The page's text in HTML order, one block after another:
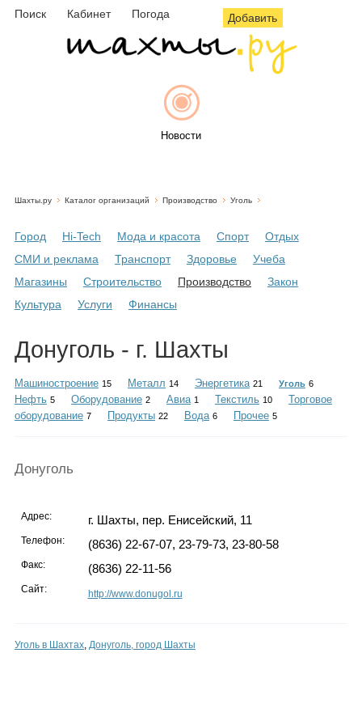
Поиск Кабинет Погода Добавить
Новости
Объявления
Гороскоп
Карты
Шахты.ру Каталог организаций Производство Уголь
Город Hi-Tech Мода и красота Спорт
Отдых
СМИ и реклама
Транспорт Здоровье
Учеба
Магазины
Строительство Производство
Закон
Культура
Услуги Финансы
Донуголь - г. Шахты
Машиностроение 15 Металл 14 Энергетика 21 Уголь 6
Нефть 5 Оборудование 2 Авиа 1 Текстиль 10
Торговое
оборудование 7 Продукты 22 Вода 6 Прочее 5
Донуголь
Адрес: г. Шахты, пер. Енисейский, 11
Телефон: (8636) 22-67-07, 23-79-73, 23-80-58
Факс: (8636) 22-11-56
Сайт: http://www.donugol.ru
Уголь в Шахтах, Донуголь, город Шахты